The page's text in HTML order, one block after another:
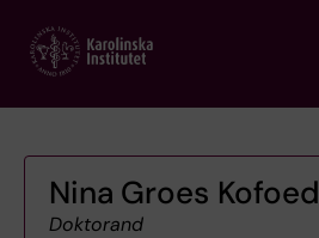
main
Nina Groes Kofoed
Doktorand